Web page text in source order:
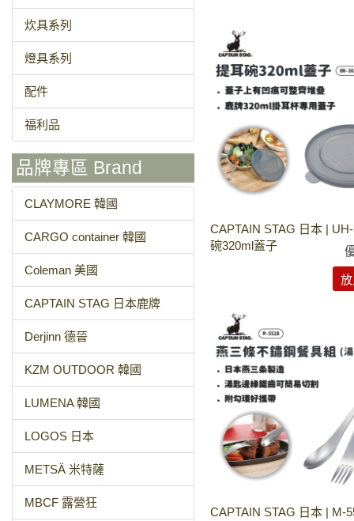
炊具系列
燈具系列
配件
福利品
品牌專區 Brand
CLAYMORE 韓國
CARGO container 韓國
Coleman 美國
CAPTAIN STAG 日本鹿牌
Derjinn 德晉
KZM OUTDOOR 韓國
LUMENA 韓國
LOGOS 日本
METSÄ 米特薩
MBCF 露營狂
CAPTAIN STAG 日本 |
碗320ml蓋子
CAPTAIN STAG 日本 | M-